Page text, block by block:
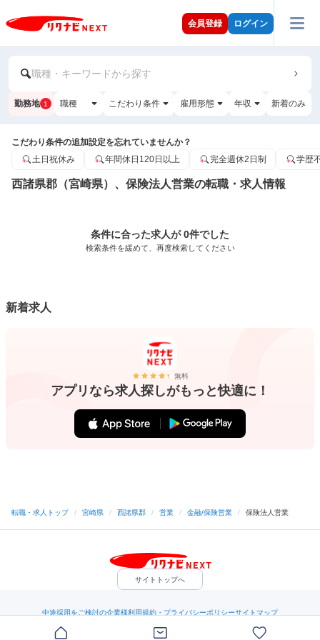
会員登録 ログイン
職種・キーワードから探す
勤務地 1 職種 こだわり条件 雇用形態 年収 新着のみ
こだわり条件の追加設定を忘れていませんか？
土日祝休み
年間休日120日以上 完全週休2日制 学歴
西諸県郡（宮崎県）、保険法人営業の転職・求人情報
条件に合った求人が 0件でした
検索条件を緩めて、再度検索してください
新着求人
無料
アプリなら求人探しがもっと快適に！
転職・求人トップ / 宮崎県 / 西諸県郡 / 営業 / 金融/保険営業 / 保険法人営業
サイトトップへ
中途採用をご検討の企業様利用規約・プライバシーポリシーサイトマップ
（C）Indeed Inc.